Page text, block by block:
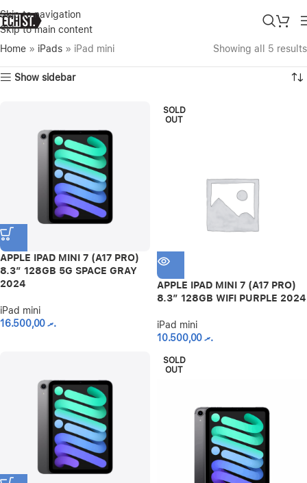
Skip to navigation
Skip to main content
Home » iPads » iPad mini Showing all 5 results
Show sidebar
APPLE IPAD MINI 7 (A17 PRO)
8.3″ 128GB 5G SPACE GRAY
2024
iPad mini
.ރ16.500,00
SOLD
OUT
APPLE IPAD MINI 7 (A17 PRO)
8.3″ 128GB WIFI PURPLE 2024
iPad mini
.ރ10.500,00
SOLD
OUT